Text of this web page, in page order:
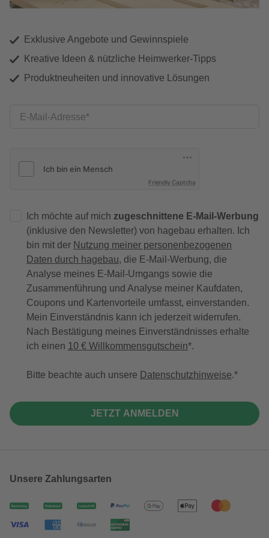
Exklusive Angebote und Gewinnspiele
Kreative Ideen & nützliche Heimwerker-Tipps
Produktneuheiten und innovative Lösungen
E-Mail-Adresse
Friendly Captcha
Ich möchte auf mich zugeschnittene E-Mail-Werbung
(inklusive den Newsletter) von hagebau erhalten. Ich
bin mit der Nutzung meiner personenbezogenen
Daten durch hagebau, die E-Mail-Werbung, die
Analyse meines E-Mail-Umgangs sowie die
Zusammenführung und Analyse meiner Kaufdaten,
Coupons und Kartenvorteile umfasst, einverstanden.
Mein Einverständnis kann ich jederzeit widerrufen.
Nach Bestätigung meines Einverständnisses erhalte
ich einen 10 € Willkommensgutschein*.
Bitte beachte auch unsere Datenschutzhinweise.
JETZT ANMELDEN
Unsere Zahlungsarten